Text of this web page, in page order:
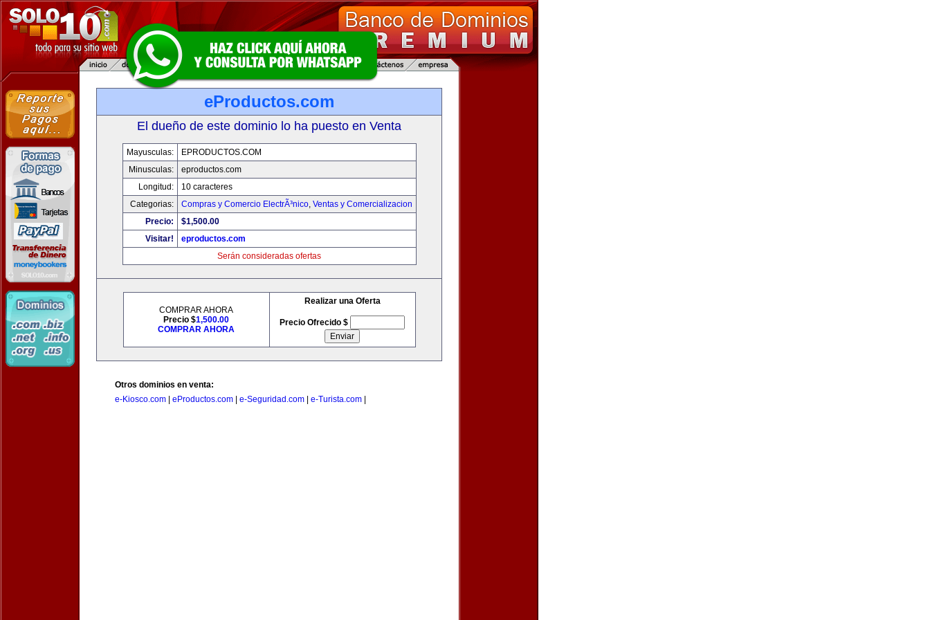
eProductos.com
El dueño de este dominio lo ha puesto en Venta
Mayusculas:
EPRODUCTOS.COM
Minusculas:
eproductos.com
Longitud:
10 caracteres
Categorias:
Compras y Comercio ElectrÃ³nico, Ventas y Comercializacion
Precio:
$1,500.00
Visitar!
eproductos.com
Serán consideradas ofertas
COMPRAR AHORA
Precio $1,500.00
COMPRAR AHORA
Realizar una Oferta
Precio Ofrecido $
Otros dominios en venta:
e-Kiosco.com
eProductos.com e-Seguridad.com e-Turista.com